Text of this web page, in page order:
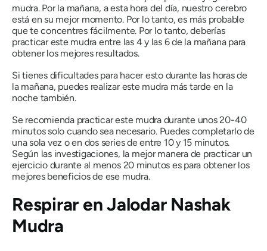
mudra. Por la mañana, a esta hora del día, nuestro cerebro
está en su mejor momento. Por lo tanto, es más probable
que te concentres fácilmente. Por lo tanto, deberías
practicar este mudra entre las 4 y las 6 de la mañana para
obtener los mejores resultados.
Si tienes dificultades para hacer esto durante las horas de
la mañana, puedes realizar este mudra más tarde en la
noche también.
Se recomienda practicar este mudradurante unos 20-40
minutos solo cuando sea necesario. Puedes completarlo de
una sola vez o en dos series de entre 10 y 15 minutos.
Según las investigaciones, la mejor manera de practicar un
ejercicio durante al menos 20 minutos es para obtener los
mejores beneficios de ese mudra.
Respirar enJalodar Nashak
Mudra